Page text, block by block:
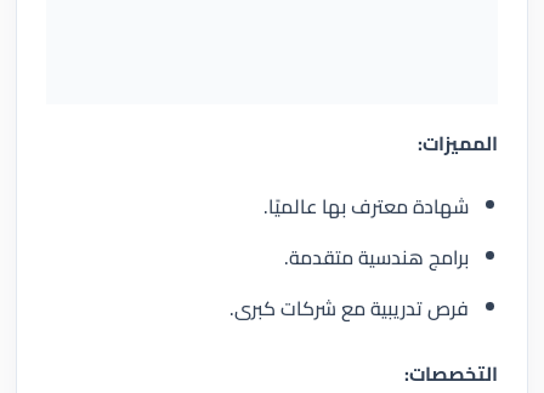
المميزات:
شهادة معترف بها عالميًا.
برامج هندسية متقدمة.
فرص تدريبية مع شركات كبرى.
التخصصات: